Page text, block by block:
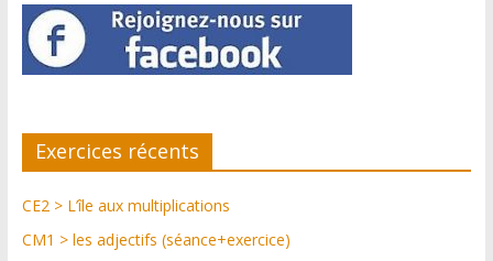
Exercices récents
CE2 > L’île aux multiplications
CM1 > les adjectifs (séance+exercice)